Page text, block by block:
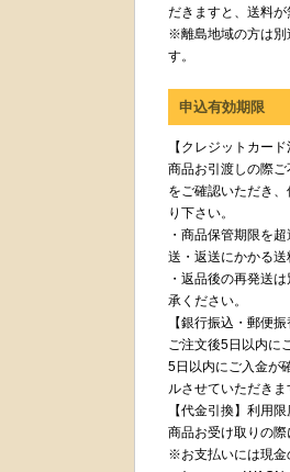
だきますと、送料が
※離島地域の方は別
す。
申込有効期限
【クレジットカード
商品お引渡しの際
をご確認いただき
り下さい。
・商品保管期限を
送・返送にかかる送
・返品後の再発送
承ください。
【銀行振込・郵便
ご注文後5日以内に
5日以内にご入金が
ルさせていただきま
【代金引換】利用
商品お受け取りの際
※お支払いには現金